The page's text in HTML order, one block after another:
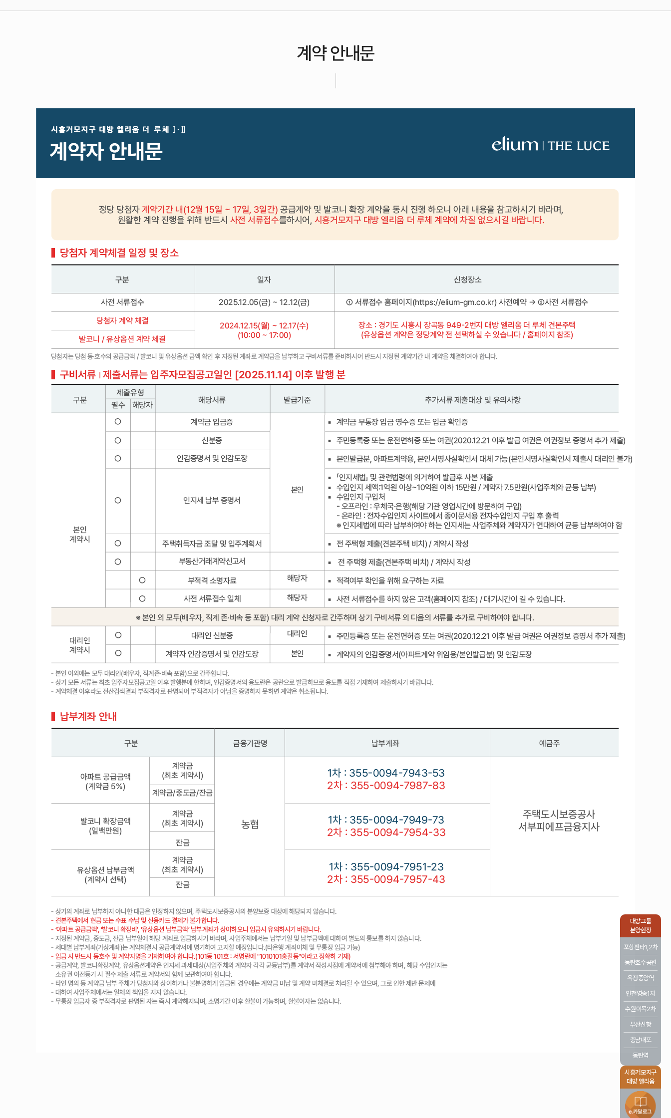
계약 안내문
대방그룹
분양현장
포항펜타1,2차
동탄호수공원
옥정중앙역
인천영종1차
수원이목2차
부산신항
충남내포
동탄역
시흥거모지구
대방 엘리움